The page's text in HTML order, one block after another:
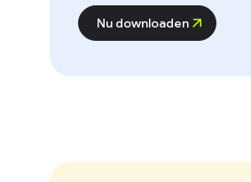
Nu downloaden